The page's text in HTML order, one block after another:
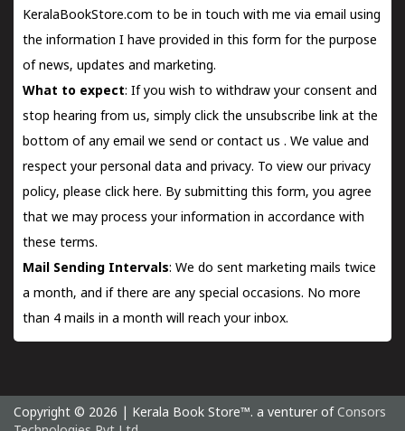
KeralaBookStore.com to be in touch with me via email using
the information I have provided in this form for the purpose
of news, updates and marketing.
What to expect: If you wish to withdraw your consent and
stop hearing from us, simply click the unsubscribe link at the
bottom of any email we send orcontact us . We value and
respect your personal data and privacy. To view our privacy
policy, please click here. By submitting this form, you agree
that we may process your information in accordance with
these terms.
Mail Sending Intervals: We do sent marketing mails twice
a month, and if there are any special occasions. No more
than 4 mails in a month will reach your inbox.
Copyright © 2026 | Kerala Book Store™. a venturer of Consors